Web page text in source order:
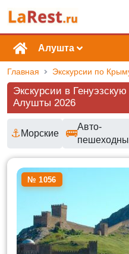
Алушта
Главная Экскурсии по
Экскурсии в
Алушты 2026
⚓Морские 🚌
Авто-
Доступные маршруты и
№ 1056